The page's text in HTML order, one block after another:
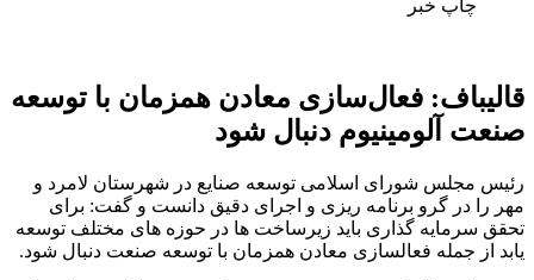
چاپ خبر
قالیباف: فعال‌سازی معادن همزمان با توسعه
صنعت آلومینیوم دنبال شود
رئیس مجلس شورای اسلامی توسعه صنایع در شهرستان لامرد و
مهر را در گرو برنامه ریزی و اجرای دقیق دانست و گفت: برای
تحقق سرمایه گذاری باید زیرساخت ها در حوزه های مختلف توسعه
یابد از جمله فعالسازی معادن همزمان با توسعه صنعت دنبال شود.